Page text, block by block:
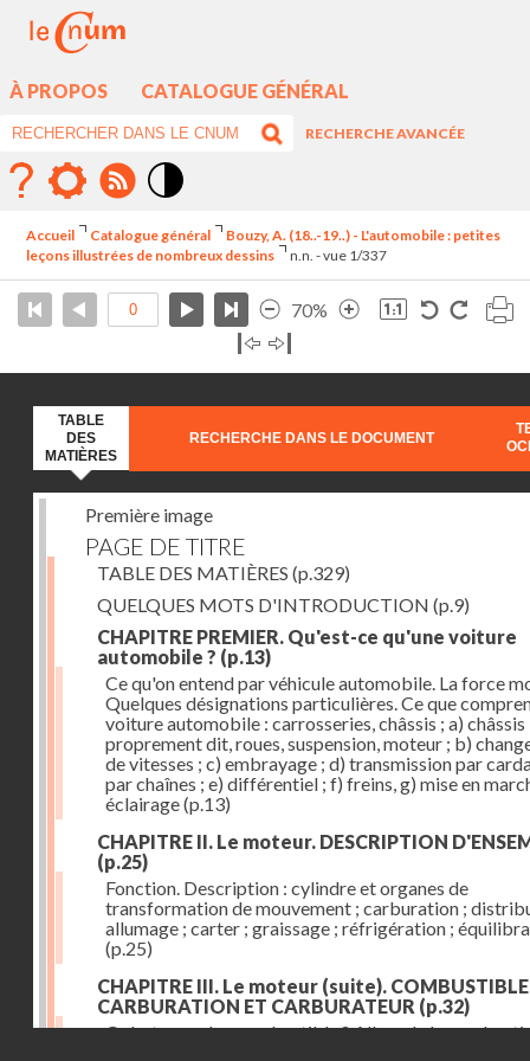
À PROPOS CATALOGUE GÉNÉRAL
RECHERCHE AVANCÉE
élévé
Accueil Catalogue général
Bouzy, A. (18..-19..) - L'automobile : petites
leçons illustrées de nombreux dessins
n.n. - vue 1/337
70%
TABLE
DES
MATIÈRES
RECHERCHE DANS LE DOCUMENT
Première image
PAGE DE TITRE
TABLE DES MATIÈRES (p.329)
QUELQUES MOTS D'INTRODUCTION (p.9)
CHAPITRE PREMIER. Qu'est-ce qu'une voiture
automobile ? (p.13)
Ce qu'on entend par véhicule automobile. La force
Quelques désignations particulières. Ce que
voiture automobile : carrosseries, châssis ; a) châssis
proprement dit, roues, suspension, moteur ; b)
de vitesses ; c) embrayage ; d) transmission par
par chaînes ; e) différentiel ; f) freins, g) mise en
éclairage(p.13)
CHAPITRE II. Le moteur. DESCRIPTION
(p.25)
Fonction. Description : cylindre et organes de
transformation de mouvement ; carburation ;
allumage ; carter ; graissage ; réfrigération ;
(p.25)
CHAPITRE III. Le moteur (suite).
CARBURATION ET CARBURATEUR (p.32)
Qu'est-ce qu'un combustible ? Allure de la